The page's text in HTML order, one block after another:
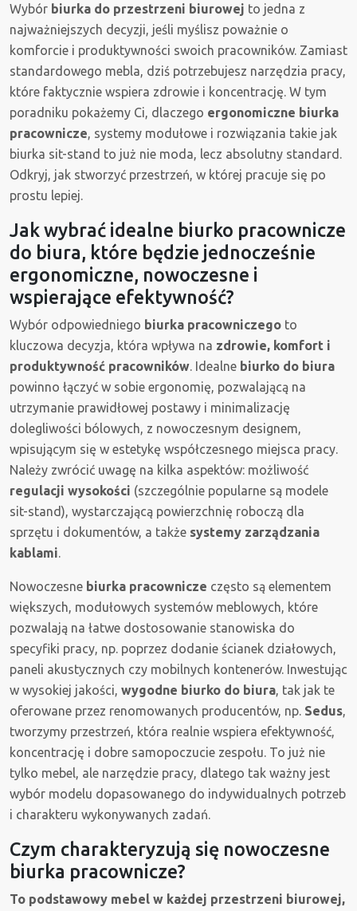
Wybór biurka do przestrzeni biurowej to jedna z
najważniejszych decyzji, jeśli myślisz poważnie o
komforcie i produktywności swoich pracowników. Zamiast
standardowego mebla, dziś potrzebujesz narzędzia pracy,
które faktycznie wspiera zdrowie i koncentrację. W tym
poradniku pokażemy Ci, dlaczego ergonomiczne biurka
pracownicze , systemy modułowe i rozwiązania takie jak
biurka sit-stand to już nie moda, lecz absolutny standard.
Odkryj, jak stworzyć przestrzeń, w której pracuje się po
prostu lepiej.
Jak wybrać idealne biurko pracownicze
do biura, które będzie jednocześnie
ergonomiczne, nowoczesne i
wspierające efektywność?
Wybór odpowiedniego biurka pracowniczego to
kluczowa decyzja, która wpływa na zdrowie, komfort i
produktywność pracowników . Idealne biurko do biura
powinno łączyć w sobie ergonomię, pozwalającą na
utrzymanie prawidłowej postawy i minimalizację
dolegliwości bólowych, z nowoczesnym designem,
wpisującym się w estetykę współczesnego miejsca pracy.
Należy zwrócić uwagę na kilka aspektów: możliwość
regulacji wysokości (szczególnie popularne są modele
sit-stand), wystarczającą powierzchnię roboczą dla
sprzętu i dokumentów, a także systemy zarządzania
kablami
Nowoczesne biurka pracownicze często są elementem
większych, modułowych systemów meblowych, które
pozwalają na łatwe dostosowanie stanowiska do
specyfiki pracy, np. poprzez dodanie ścianek działowych,
paneli akustycznych czy mobilnych kontenerów. Inwestując
w wysokiej jakości, wygodne biurko do biura , tak jak te
oferowane przez renomowanych producentów, np. Sedus
tworzymy przestrzeń, która realnie wspiera efektywność,
koncentrację i dobre samopoczucie zespołu. To już nie
tylko mebel, ale narzędzie pracy, dlatego tak ważny jest
wybór modelu dopasowanego do indywidualnych potrzeb
i charakteru wykonywanych zadań.
Czym charakteryzują się nowoczesne
biurka pracownicze?
To podstawowy mebel w każdej przestrzeni biurowej,